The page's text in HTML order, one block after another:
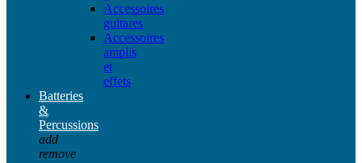
Accessoires
guitares
Accessoires
amplis
et
effets
Batteries
&
Percussions
add
remove